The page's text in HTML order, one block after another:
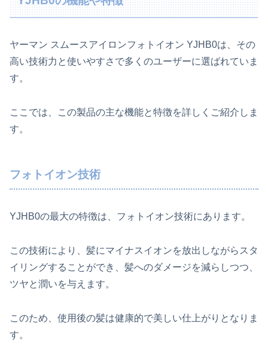
ヤーマン スムースアイロンフォトイオン YJHB0は、その
高い技術力と使いやすさで多くのユーザーに選ばれていま
す。
ここでは、この製品の主な機能と特徴を詳しくご紹介しま
す。
フォトイオン技術
YJHB0の最大の特徴は、フォトイオン技術にあります。
この技術により、髪にマイナスイオンを放出しながらスタ
イリングすることができ、髪へのダメージを減らしつつ、
ツヤと潤いを与えます。
このため、使用後の髪は健康的で美しい仕上がりとなりま
す。